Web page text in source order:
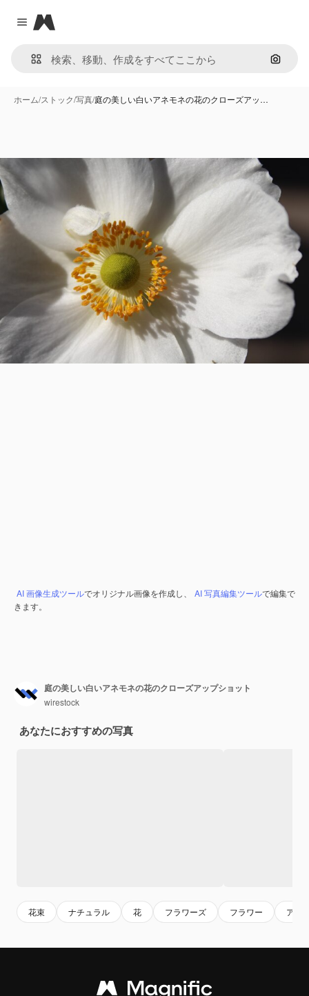
Close menu
Magnific
画像で
ホーム/ストック/写真/庭の美しい白いアネモネの花のクローズアッ…
AI 画像生成ツールでオリジナル画像を作成し、 AI 写真編集ツールで編集で
きます。
庭の美しい白いアネモネの花のクローズアップショット
wirestock
あなたにおすすめの写真
花束 ナチュラル 花 フラワーズ フラワー アネ